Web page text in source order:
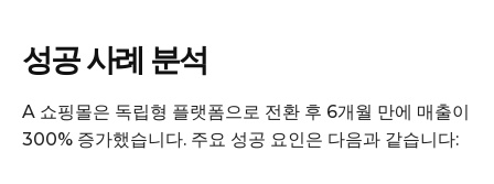
성공 사례 분석
A 쇼핑몰은 독립형 플랫폼으로 전환 후 6개월 만에 매출이
300% 증가했습니다. 주요 성공 요인은 다음과 같습니다: